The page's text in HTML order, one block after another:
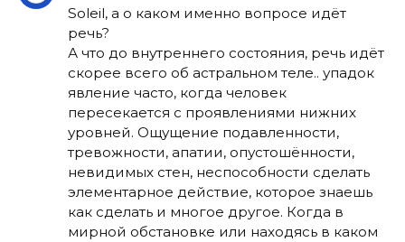
Soleil, а о каком именно вопросе идёт
речь?
А что до внутреннего состояния, речь идёт
скорее всего об астральном теле.. упадок
явление часто, когда человек
пересекается с проявлениями нижних
уровней. Ощущение подавленности,
тревожности, апатии, опустошённости,
невидимых стен, неспособности сделать
элементарное действие, которое знаешь
как сделать и многое другое. Когда в
мирной обстановке или находясь в каком